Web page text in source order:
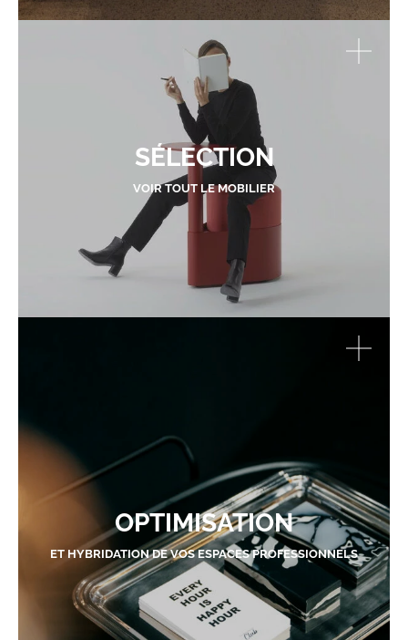
SÉLECTION
VOIR TOUT LE MOBILIER
OPTIMISATION
ET HYBRIDATION DE VOS ESPACES PROFESSIONNELS